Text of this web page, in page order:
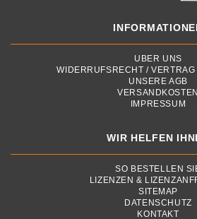
ÜBER UNS
WIDERRUFSRECHT / VERTRAG
UNSERE AGB
VERSANDKOSTEN
IMPRESSUM
WIR HELFEN
SO BESTELLEN
LIZENZEN &
SITEMAP
DATENSCHUTZ
KONTAKT